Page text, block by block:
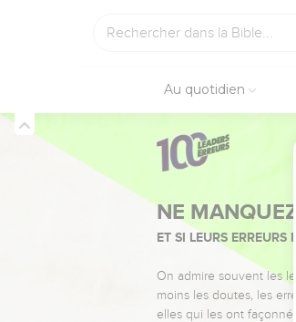
Au quotidien
NE MANQUEZ
ET SI LEURS
On admire souvent les
moins les doutes, les
elles qui les ont façonnés.